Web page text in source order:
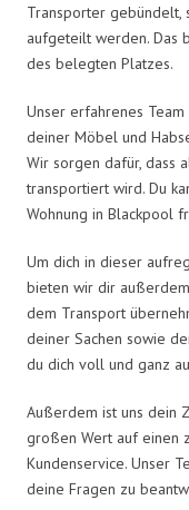
Transporter gebündelt,
aufgeteilt werden. Das
des belegten Platzes.
Unser erfahrenes
deiner Möbel und
Wir sorgen dafür, dass
transportiert wird. Du
Wohnung in Blackpool
Um dich in dieser
bieten wir dir
dem Transport
deiner Sachen sowie
du dich voll und ganz
Außerdem ist uns dein
großen Wert auf einen
Kundenservice. Unser
deine Fragen zu